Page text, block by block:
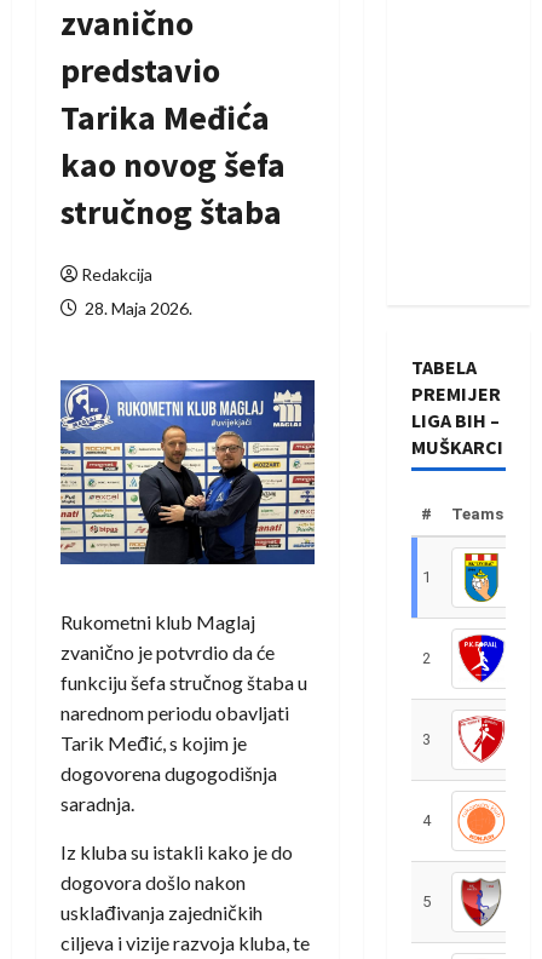
zvanično
predstavio
Tarika Međića
kao novog šefa
stručnog štaba
Redakcija
28. Maja 2026.
Rukometni klub Maglaj
zvanično je potvrdio da će
funkciju šefa stručnog štaba u
narednom periodu obavljati
Tarik Međić, s kojim je
dogovorena dugogodišnja
saradnja.
Iz kluba su istakli kako je do
dogovora došlo nakon
usklađivanja zajedničkih
ciljeva i vizije razvoja kluba, te
TABELA
PREMIJER
LIGA BIH –
MUŠKARCI
# Teams
1
2
3
4
5